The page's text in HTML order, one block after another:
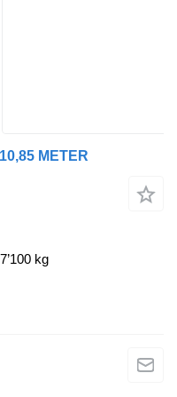
METER
7’100 kg